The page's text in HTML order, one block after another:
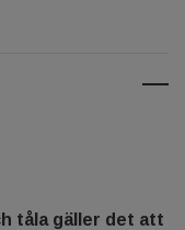
tåla gäller det att